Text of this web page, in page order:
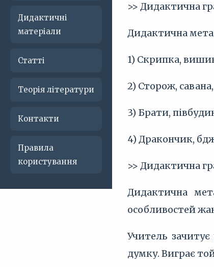
Дидактичні
матеріали
Статті
Теорія літератури
Контакти
Правила
користування
>> Дидактична
Дидактична
1) Скрипка,
2) Сторож,
3) Брати,
4) Дракончик,
>> Дидактична
Дидактична
особливостей
Учитель
думку. Виграє